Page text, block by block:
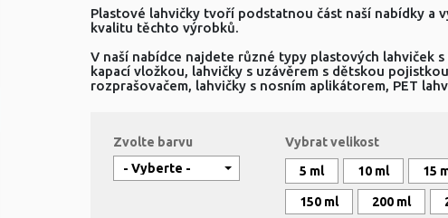
Plastové lahvičky tvoří podstatnou část naší nabídky a
kvalitu těchto výrobků.
V naší nabídce najdete různé typy plastových lahviček
kapací vložkou, lahvičky s uzávěrem s dětskou
rozprašovačem, lahvičky s nosním aplikátorem, PET
Zvolte barvu
Vybrat velikost
5 ml
10 ml 15
150 ml 200 ml